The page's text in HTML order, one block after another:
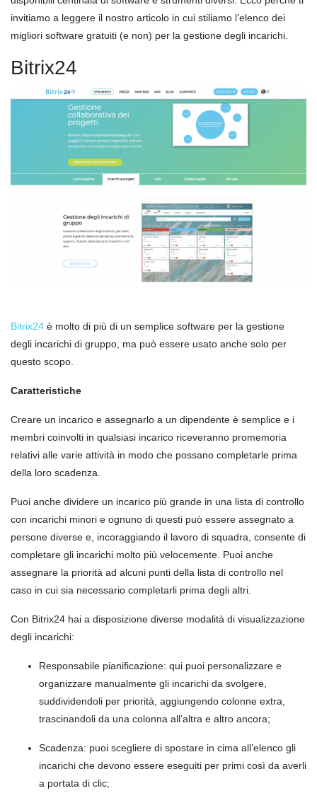
invitiamo a leggere il nostro articolo in cui stiliamo l’elenco dei
migliori software gratuiti (e non) per la gestione degli incarichi.
Bitrix24
Bitrix24 è molto di più di un semplice software per la gestione
degli incarichi di gruppo, ma può essere usato anche solo per
questo scopo.
Caratteristiche
Creare un incarico e assegnarlo a un dipendente è semplice e i
membri coinvolti in qualsiasi incarico riceveranno promemoria
relativi alle varie attività in modo che possano completarle prima
della loro scadenza.
Puoi anche dividere un incarico più grande in una lista di controllo
con incarichi minori e ognuno di questi può essere assegnato a
persone diverse e, incoraggiando il lavoro di squadra, consente di
completare gli incarichi molto più velocemente. Puoi anche
assegnare la priorità ad alcuni punti della lista di controllo nel
caso in cui sia necessario completarli prima degli altri.
Con Bitrix24 hai a disposizione diverse modalità di visualizzazione
degli incarichi:
Responsabile pianificazione: qui puoi personalizzare e
organizzare manualmente gli incarichi da svolgere,
suddividendoli per priorità, aggiungendo colonne extra,
trascinandoli da una colonna all’altra e altro ancora;
Scadenza: puoi scegliere di spostare in cima all’elenco gli
incarichi che devono essere eseguiti per primi così da averli
a portata di clic;